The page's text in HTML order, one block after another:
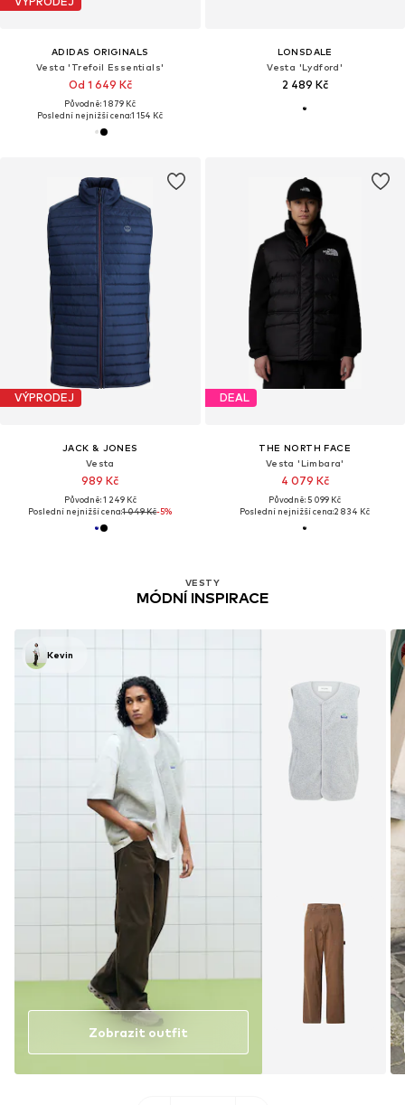
ADIDAS ORIGINALS
Vesta 'Trefoil Essentials'
Od 1 649 Kč
Původně: 1 879 Kč
Poslední nejnižší cena:1 154 Kč
LONSDALE
Vesta 'Lydford'
2 489 Kč
VÝPRODEJ
JACK & JONES
Vesta
989 Kč
Původně: 1 249 Kč
Poslední nejnižší cena:1 049 Kč-5%
VESTY
MÓDNÍ INSPIRACE
Kevin
Zobrazit outfit
DEAL
THE NORTH FACE
Vesta 'Limbara'
4 079 Kč
Původně: 5 099 Kč
Poslední nejnižší cena:2 834 Kč